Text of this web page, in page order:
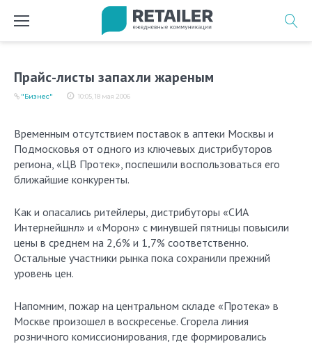
Прайс-листы запахли жареным
10:05, 18 мая 2006
"Бизнес"
Временным отсутствием поставок в аптеки Москвы и
Подмосковья от одного из ключевых дистрибуторов
региона, «ЦВ Протек», поспешили воспользоваться его
ближайшие конкуренты.
Как и опасались ритейлеры, дистрибуторы «СИА
Интернейшнл» и «Морон» с минувшей пятницы повысили
цены в среднем на 2,6% и 1,7% соответственно.
Остальные участники рынка пока сохранили прежний
уровень цен.
Напомним, пожар на центральном складе «Протека» в
Москве произошел в воскресенье. Сгорела линия
розничного комиссионирования, где формировались